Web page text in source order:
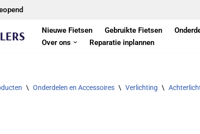
Nieuwe Fietsen Gebruikte Fietsen
Over ons
Reparatie inplannen
\ Onderdelen en Accessoires \ Verlichting \